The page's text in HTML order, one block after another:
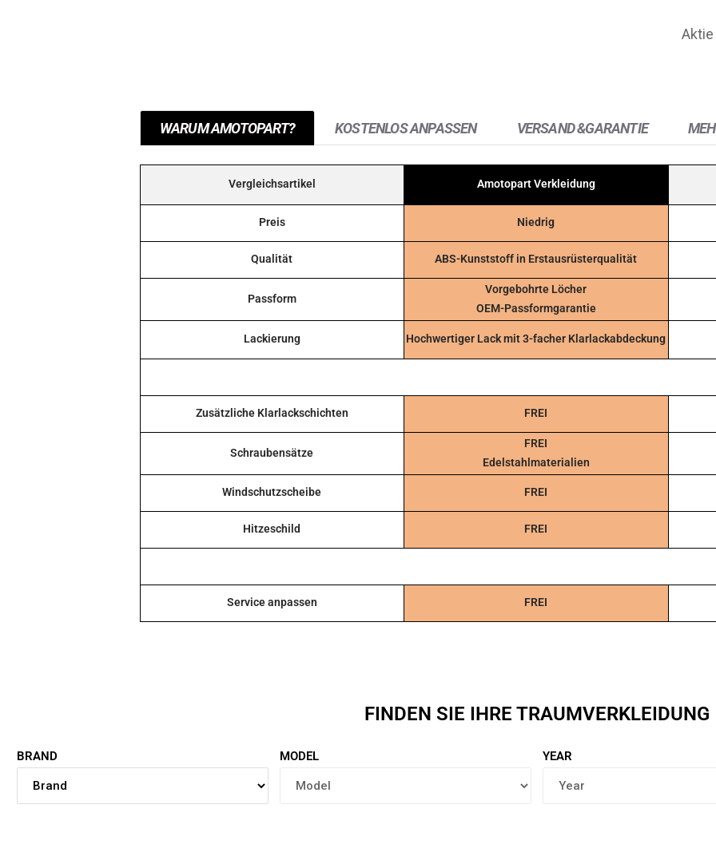
Aktie
WARUM AMOTOPART?
Vergleichsartikel Amotopart Verkleidung
Preis Niedrig
Qualität ABS-Kunststoff in Erstausrüsterqualität
Passform
Vorgebohrte Löcher
OEM-Passformgarantie
Lackierung Hochwertiger Lack mit 3-facher Klarlackabdeckung
Zusätzliche Klarlackschichten FREI
Schraubensätze
FREI
Edelstahlmaterialien
Windschutzscheibe FREI
Hitzeschild FREI
Service anpassen FREI
KOSTENLOS ANPASSEN VERSAND &GARANTIE
FINDEN SIE IHRE TRAUMVERKLEIDUNG
BRAND MODEL YEAR